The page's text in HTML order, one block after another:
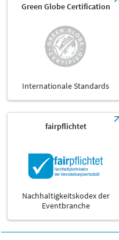
Green Globe Certification
Internationale Standards
fairpflichtet
Nachhaltigkeitskodex der
Eventbranche